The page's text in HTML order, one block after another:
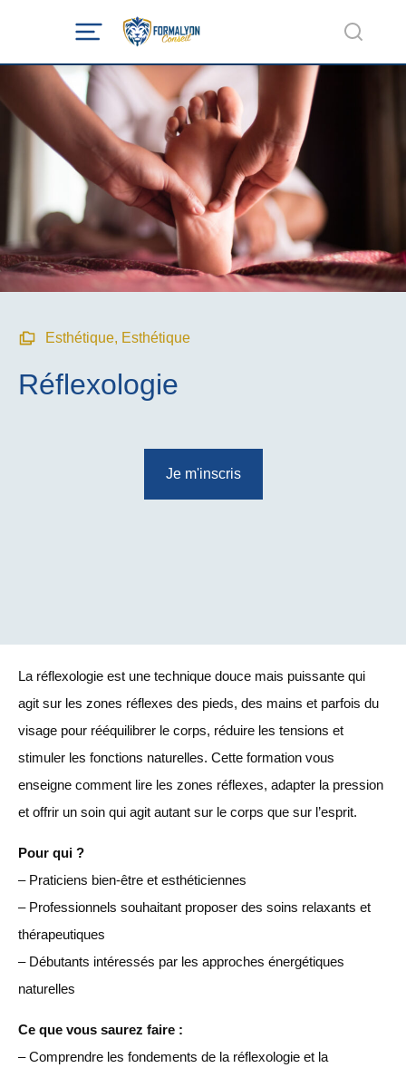
Esthétique, Esthétique
Réflexologie
Je m'inscris
La réflexologie est une technique douce mais puissante qui
agit sur les zones réflexes des pieds, des mains et parfois du
visage pour rééquilibrer le corps, réduire les tensions et
stimuler les fonctions naturelles. Cette formation vous
enseigne comment lire les zones réflexes, adapter la pression
et offrir un soin qui agit autant sur le corps que sur l’esprit.
Pour qui ?
– Praticiens bien-être et esthéticiennes
– Professionnels souhaitant proposer des soins relaxants et
thérapeutiques
– Débutants intéressés par les approches énergétiques
naturelles
Ce que vous saurez faire :
– Comprendre les fondements de la réflexologie et la